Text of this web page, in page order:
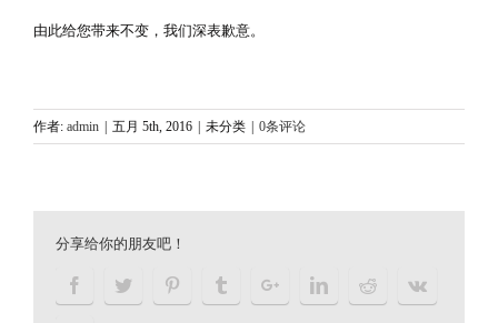
由此给您带来不变，我们深表歉意。
作者: admin 五月 5th, 2016 未分类 0条评论
分享给你的朋友吧！